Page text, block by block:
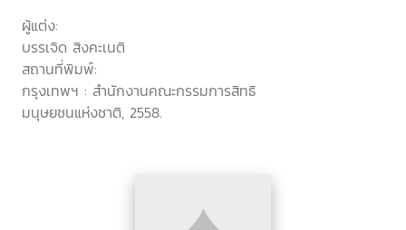
ผู้แต่ง:
บรรเจิด สิงคะเนติ
สถานที่พิมพ์:
กรุงเทพฯ : สำนักงานคณะกรรมการสิทธิ
มนุษยชนแห่งชาติ, 2558.